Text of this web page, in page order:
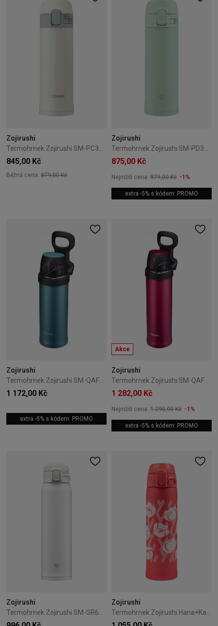
Zojirushi
845,00 Kč
Běžná cena: 879,00 Kč
Zojirushi
875,00 Kč
Nejnižší cena: 879,00 Kč -1%
extra -5% s kódem: PROMO
Zojirushi
1 172,00 Kč
extra -5% s kódem: PROMO
Akce
Zojirushi
1 282,00 Kč
Nejnižší cena: 1 290,00 Kč -1%
extra -5% s kódem: PROMO
Zojirushi
Termohrnek Zojirushi SM-SR60E-WA 0,6L bílý
Zojirushi
Termohrnek Zojirushi Hana+Kana SM-TAE48SA-PZ 0,48L růžový